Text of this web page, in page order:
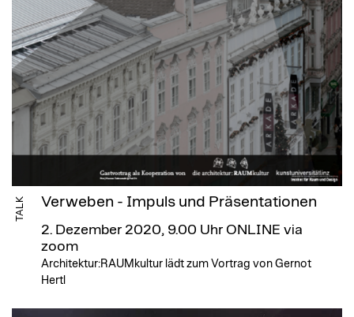
TALK Verweben - Impuls und Präsentationen
2. Dezember 2020, 9.00 Uhr ONLINE via
zoom
Architektur:RAUMkultur lädt zum Vortrag von Gernot
Hertl